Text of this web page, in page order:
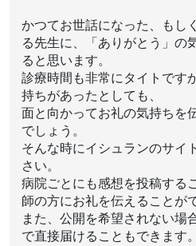
かつてお世話になった、もし
る先生に、「ありがとう」の
ると思います。
診療時間も非常にタイトです
持ちがあったとしても、
面と向かってお礼の気持ちを
でしょう。
そんな時にイシュランのサイ
さい。
病院ごとにも感想を投稿する
師の方にお礼を伝えることが
また、公開を希望されない場
で直接届けることもできます。